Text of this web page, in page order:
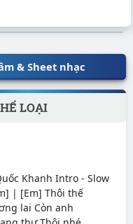
& Sheet nhạc
LOẠI
Khanh Intro - Slow
| [Em] Thôi thế
lai Còn anh